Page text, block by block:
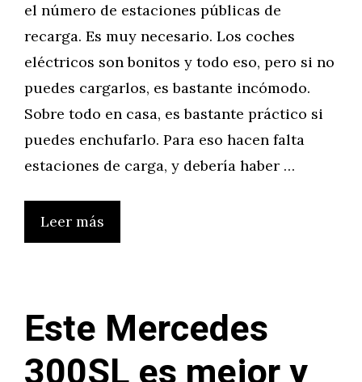
el número de estaciones públicas de
recarga. Es muy necesario. Los coches
eléctricos son bonitos y todo eso, pero si no
puedes cargarlos, es bastante incómodo.
Sobre todo en casa, es bastante práctico si
puedes enchufarlo. Para eso hacen falta
estaciones de carga, y debería haber …
Leer más
Este Mercedes